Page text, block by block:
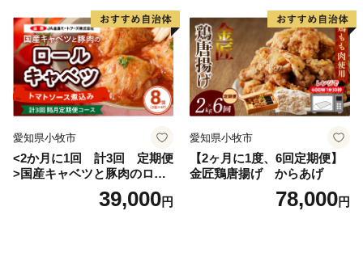
愛知県小牧市
<2か月に1回 計3回 定期便
>国産キャベツと豚肉のロー
ルキャベツ（4P入り）
39,000円
愛知県小牧市
【2ヶ月に1度、6回定期便】
金匠鶏唐揚げ からあげ
78,000円